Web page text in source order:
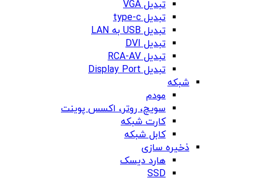
تبدیل VGA
تبدیل type-c
تبدیل USB به LAN
تبدیل DVI
تبدیل RCA-AV
تبدیل Display Port
شبکه
مودم
سویچ، روتر، اکسس پوینت
کارت شبکه
کابل شبکه
ذخیره سازی
هارد دیسک
SSD